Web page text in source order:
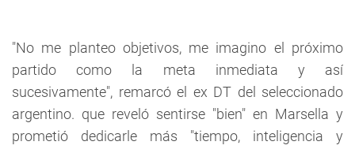
"No me planteo objetivos, me imagino el próximo
partido como la meta inmediata y así
sucesivamente", remarcó el ex DT del seleccionado
argentino. que reveló sentirse "bien" en Marsella y
prometió dedicarle más "tiempo, inteligencia y